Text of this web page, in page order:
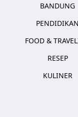
BANDUNG
PENDIDIKAN
FOOD &
RESEP
KULINER